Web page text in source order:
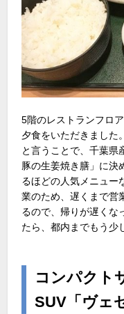
5階のレストランフロ
夕食をいただきました
と言うことで、千葉県
豚の生姜焼き膳」に決
るほどの人気メニュー
業のため、遅くまで営
るので、帰りが遅くな
たら、都内までもう少
コンパクト
SUV「ヴェ